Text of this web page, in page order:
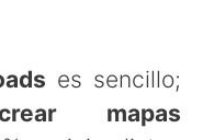
es sencillo;
mapas